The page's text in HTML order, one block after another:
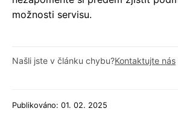
možnosti servisu.
Našli jste v článku chybu?Kontaktujte nás
Publikováno: 01. 02. 2025